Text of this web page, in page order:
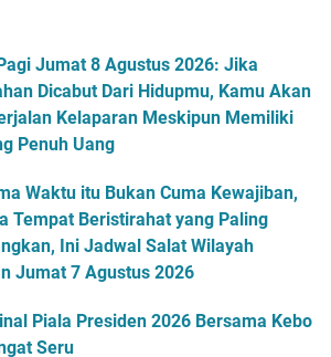
Jumat 8 Agustus 2026: Jika
Dicabut Dari Hidupmu, Kamu Akan
Kelaparan Meskipun Memiliki
Penuh Uang
Waktu itu Bukan Cuma Kewajiban,
Tempat Beristirahat yang Paling
Ini Jadwal Salat Wilayah
Jumat 7 Agustus 2026
Piala Presiden 2026 Bersama Kebo
Seru